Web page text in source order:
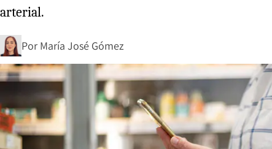
arterial.
Por María José Gómez